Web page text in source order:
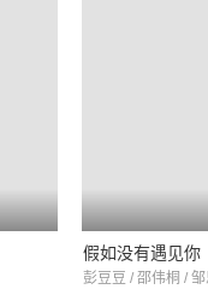
假如没有遇见你
彭豆豆 / 邵伟桐 /